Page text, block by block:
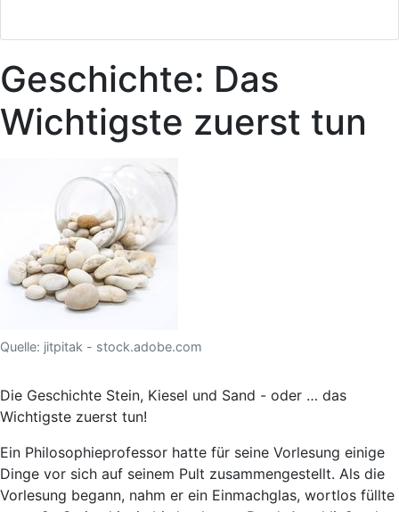
Geschichte: Das
Wichtigste zuerst tun
Quelle: jitpitak - stock.adobe.com
Die Geschichte Stein, Kiesel und Sand - oder … das
Wichtigste zuerst tun!
Ein Philosophieprofessor hatte für seine Vorlesung einige
Dinge vor sich auf seinem Pult zusammengestellt. Als die
Vorlesung begann, nahm er ein Einmachglas, wortlos füllte